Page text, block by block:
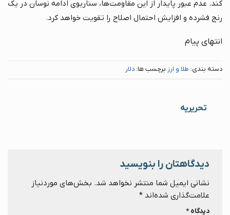
کند. عدم عبور پایدار از این مقاومت‌ها، سناریوی ادامه نوسان در یک
رنج فشرده و افزایش احتمال اصلاح را تقویت خواهد کرد.
انتهای پیام
دسته بندی: طلا و ارز برچسب ها: دلار
تحریریه
دیدگاهتان را بنویسید
نشانی ایمیل شما منتشر نخواهد شد. بخش‌های موردنیاز
علامت‌گذاری شده‌اند *
دیدگاه*